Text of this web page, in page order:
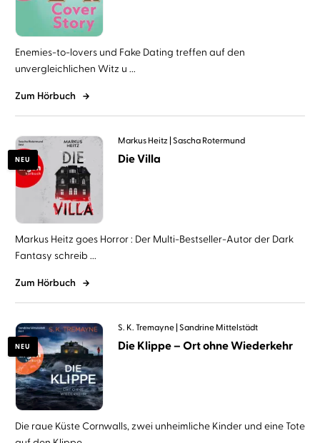
Enemies-to-lovers und Fake Dating treffen auf den
unvergleichlichen Witz u ...
Zum Hörbuch
NEU
Markus Heitz Sascha Rotermund
Die Villa
Markus Heitz goes Horror : Der Multi-Bestseller-Autor der Dark
Fantasy schreib ...
Zum Hörbuch
NEU
S. K. Tremayne Sandrine Mittelstädt
Die Klippe – Ort ohne Wiederkehr
Die raue Küste Cornwalls, zwei unheimliche Kinder und eine Tote